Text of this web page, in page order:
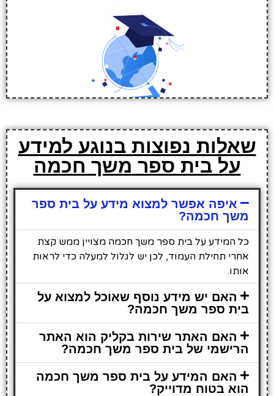
שאלות נפוצות בנוגע למידע
על בית ספר משך חכמה
איפה אפשר למצוא מידע על בית ספר
משך חכמה?
כל המידע על בית ספר משך חכמה מצויין ממש קצת
אחרי תחילת העמוד, לכן יש לגלול למעלה כדי לראות
אותו.
האם יש מידע נוסף שאוכל למצוא על
בית ספר משך חכמה?
האם האתר שירות בקליק הוא האתר
הרישמי של בית ספר משך חכמה?
האם המידע על בית ספר משך חכמה
הוא בטוח מדוייק?